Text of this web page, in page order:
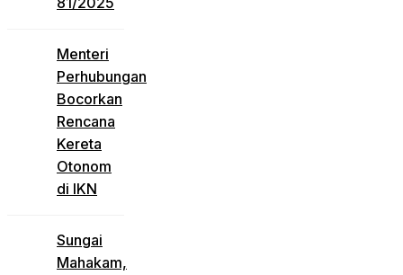
Menteri
Perhubungan
Bocorkan
Rencana
Kereta
Otonom
di IKN
Sungai
Mahakam,